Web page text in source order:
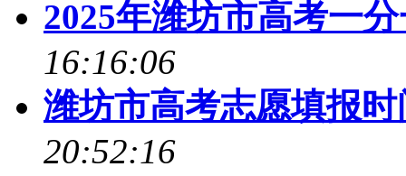
2025年潍坊市高考一
16:16:06
潍坊市高考志愿填报
20:52:16